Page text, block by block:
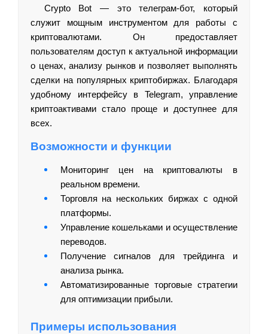
Crypto Bot — это телеграм-бот, который
служит мощным инструментом для работы с
криптовалютами. Он предоставляет
пользователям доступ к актуальной информации
о ценах, анализу рынков и позволяет выполнять
сделки на популярных криптобиржах. Благодаря
удобному интерфейсу в Telegram, управление
криптоактивами стало проще и доступнее для
всех.
Возможности и функции
Мониторинг цен на криптовалюты в
реальном времени.
Торговля на нескольких биржах с одной
платформы.
Управление кошельками и осуществление
переводов.
Получение сигналов для трейдинга и
анализа рынка.
Автоматизированные торговые стратегии
для оптимизации прибыли.
Примеры использования